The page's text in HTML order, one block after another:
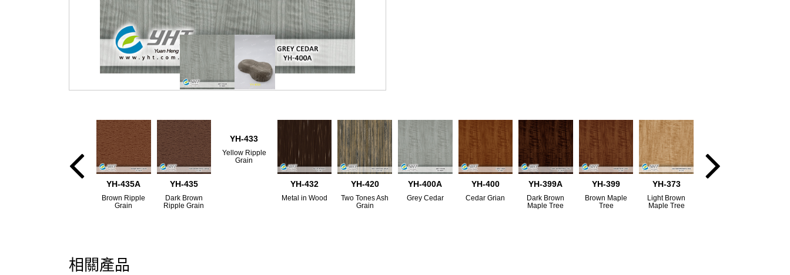
YH-435A
Brown Ripple
Grain
YH-435
Dark Brown
Ripple Grain
YH-433
Yellow Ripple
Grain
YH-432
Metal in Wood
YH-420
Two Tones Ash
Grain
YH-400A
Grey Cedar
YH-400
Cedar Grian
YH-399A
Dark Brown
Maple Tree
YH-399
Brown Maple
Tree
YH-373
Light Brown
Maple Tree
相關產品